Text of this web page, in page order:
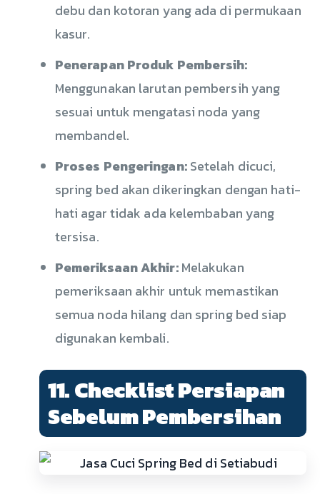
debu dan kotoran yang ada di permukaan
kasur.
Penerapan Produk Pembersih:
Menggunakan larutan pembersih yang
sesuai untuk mengatasi noda yang
membandel.
Proses Pengeringan:Setelah dicuci,
spring bed akan dikeringkan dengan hati-
hati agar tidak ada kelembaban yang
tersisa.
Pemeriksaan Akhir:Melakukan
pemeriksaan akhir untuk memastikan
semua noda hilang dan spring bed siap
digunakan kembali.
11. Checklist Persiapan
Sebelum Pembersihan